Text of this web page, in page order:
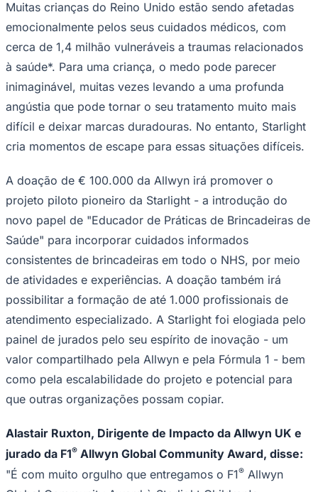
Juventude
cerca de 1,4 milhão vulneráveis a traumas relacionados
à saúde*. Para uma criança, o medo pode parecer
inimaginável, muitas vezes levando a uma profunda
angústia que pode tornar o seu tratamento muito mais
difícil e deixar marcas duradouras. No entanto, Starlight
cria momentos de escape para essas situações difíceis.
A doação de € 100.000 da Allwyn irá promover o
novo papel de "Educador de Práticas de Brincadeiras de
Saúde" para incorporar cuidados informados
consistentes de brincadeiras em todo o NHS, por meio
de atividades e experiências. A doação também irá
possibilitar a formação de até 1.000 profissionais de
atendimento especializado. A Starlight foi elogiada pelo
painel de jurados pelo seu espírito de inovação - um
valor compartilhado pela Allwyn e pela Fórmula 1 - bem
como pela escalabilidade do projeto e potencial para
que outras organizações possam copiar.
Alastair Ruxton, Dirigente de Impacto da Allwyn UK e
"É com muito orgulho que entregamos o F1
®
Allwyn
Global Community Award à Starlight Children's
Foundation. Como jurados, ficamos impressionados com